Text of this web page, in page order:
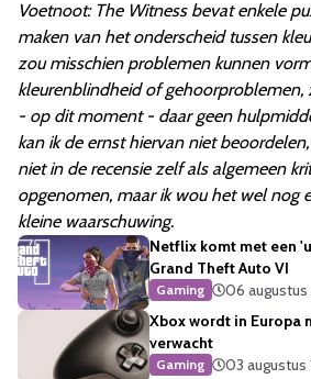
Voetnoot: The Witness bevat enkele
maken van het onderscheid tussen
zou misschien problemen kunnen
kleurenblindheid of gehoorproblemen,
- op dit moment - daar geen
kan ik de ernst hiervan niet
niet in de recensie zelf als algemeen
opgenomen, maar ik wou het wel nog
kleine waarschuwing.
Netflix komt met een
Grand Theft Auto VI
Gaming
06
Xbox wordt in Europa
verwacht
Gaming
03 augustus